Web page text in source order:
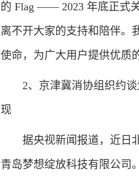
的 Flag —— 2023 年底正式
离不开大家的支持和陪伴。
使命，为广大用户提供优质
2、京津冀消协组织约谈
现
据央视新闻报道，近日北
青岛梦想绽放科技有限公司